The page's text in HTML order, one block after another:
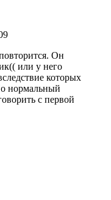
Он
или у него
которых
нормальный
с первой